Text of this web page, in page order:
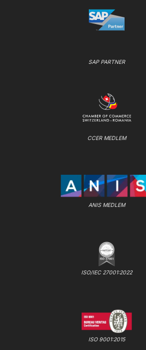
SAP PARTNER
CCER MEDLEM
ANIS MEDLEM
ISO/IEC 27001:2022
ISO 9001:2015